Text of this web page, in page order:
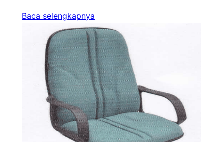
Baca selengkapnya